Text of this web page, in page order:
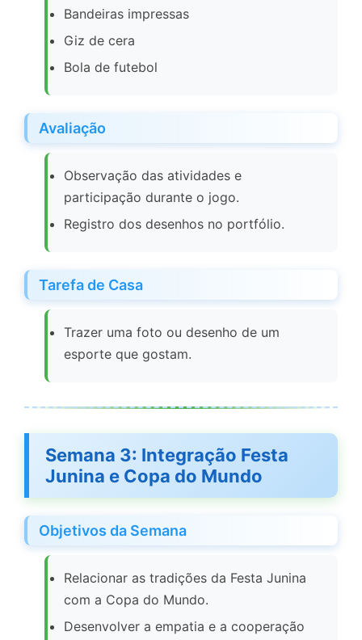
Bandeiras impressas
Giz de cera
Bola de futebol
Avaliação
Observação das atividades e
participação durante o jogo.
Registro dos desenhos no portfólio.
Tarefa de Casa
Trazer uma foto ou desenho de um
esporte que gostam.
Semana 3: Integração Festa
Junina e Copa do Mundo
Objetivos da Semana
Relacionar as tradições da Festa Junina
com a Copa do Mundo.
Desenvolver a empatia e a cooperação